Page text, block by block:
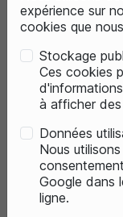
expérience sur
cookies que
Stockage
Ces cookies
à afficher
Données
Nous
Google dans
ligne.